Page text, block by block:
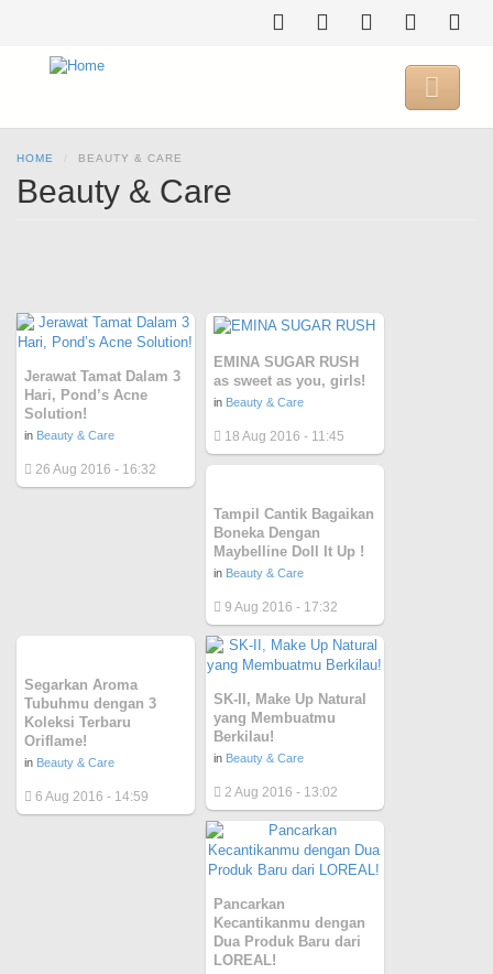

HOME BEAUTY & CARE
Beauty & Care
Jerawat Tamat Dalam 3
Hari, Pond’s Acne
Solution!
in Beauty & Care
26 Aug 2016 - 16:32
EMINA SUGAR RUSH
as sweet as you, girls!
in Beauty & Care
18 Aug 2016 - 11:45
Tampil Cantik Bagaikan
Boneka Dengan
Maybelline Doll It Up !
in Beauty & Care
9 Aug 2016 - 17:32
Segarkan Aroma
Tubuhmu dengan 3
Koleksi Terbaru
Oriflame!
in Beauty & Care
6 Aug 2016 - 14:59
SK-II, Make Up Natural
yang Membuatmu
Berkilau!
in Beauty & Care
2 Aug 2016 - 13:02
Pancarkan
Kecantikanmu dengan
Dua Produk Baru dari
LOREAL!